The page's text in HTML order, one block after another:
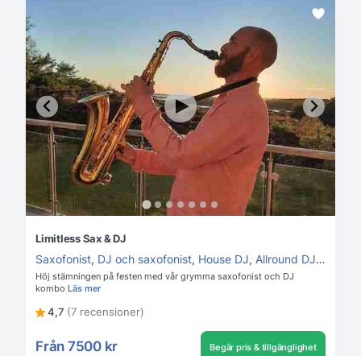
Limitless Sax & DJ
Saxofonist, DJ och saxofonist, House DJ, Allround DJ,
Höj stämningen på festen med vår grymma saxofonist och DJ
kombo Läs mer
4,7 (7 recensioner)
Från 7500 kr Begär pris & tillgänglighet